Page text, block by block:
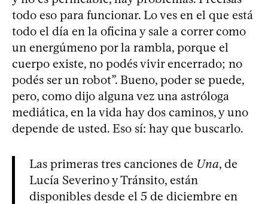
todo eso para funcionar. Lo ves en el que está
todo el día en la oficina y sale a correr como
un energúmeno por la rambla, porque el
cuerpo existe, no podés vivir encerrado; no
podés ser un robot”. Bueno, poder se puede,
pero, como dijo alguna vez una astróloga
mediática, en la vida hay dos caminos, y uno
depende de usted. Eso sí: hay que buscarlo.
Las primeras tres canciones de Una, de
Lucía Severino y Tránsito, están
disponibles desde el 5 de diciembre en